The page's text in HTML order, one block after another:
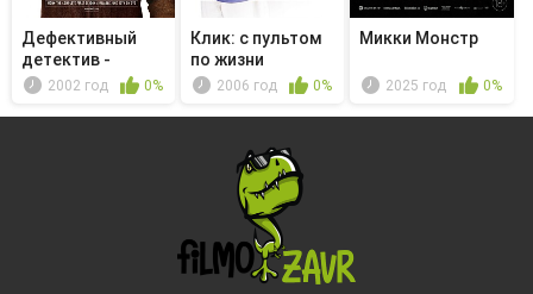
Дефективный
детектив -
Мистер Монк и ...
2002 год 0%
Клик: с пультом
по жизни
2006 год 0%
Микки Монстр
2025 год 0%